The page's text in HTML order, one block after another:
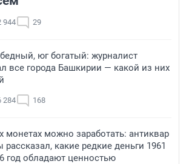
944 29
юг богатый: журналист
все города Башкирии — какой из них
284 168
монетах можно заработать: антиквар
какие редкие деньги 1961
год обладают ценностью